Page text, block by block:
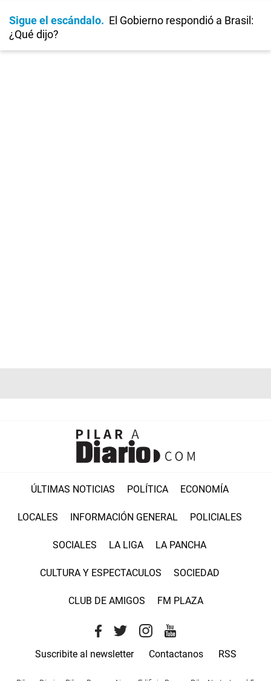
Sigue el escándalo
El Gobierno respondió a Brasil:
¿Qué dijo?
ÚLTIMAS NOTICIAS POLÍTICA ECONOMÍA
LOCALES INFORMACIÓN GENERAL POLICIALES
SOCIALES LA LIGA LA PANCHA
CULTURA Y ESPECTACULOS SOCIEDAD
CLUB DE AMIGOS FM PLAZA
Suscribite al newsletter Contactanos RSS